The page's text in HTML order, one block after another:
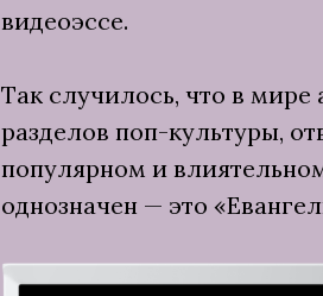
видеоэссе.
Так случилось, что в мире
разделов поп-культуры,
популярном и
однозначен — это